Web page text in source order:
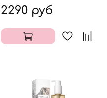
2290 руб